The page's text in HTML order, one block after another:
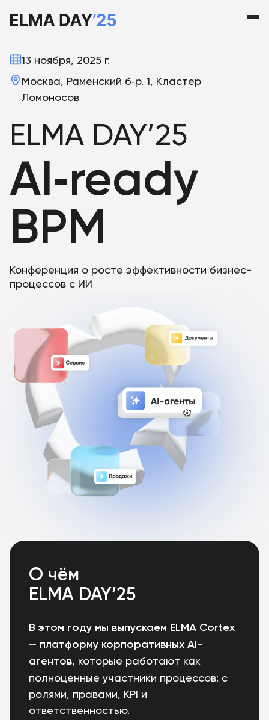
13 ноября, 2025 г.
Москва, Раменский б‑р. 1, Кластер
Ломоносов
ELMA DAY’25
AI‑ready
BPM
Конференция о росте эффективности бизнес-
процессов с ИИ
О чём
ELMA DAY’25
В этом году мы выпускаем ELMA Cortex
— платформу корпоративных AI-
агентов, которые работают как
полноценные участники процессов: с
ролями, правами, KPI и
ответственностью.